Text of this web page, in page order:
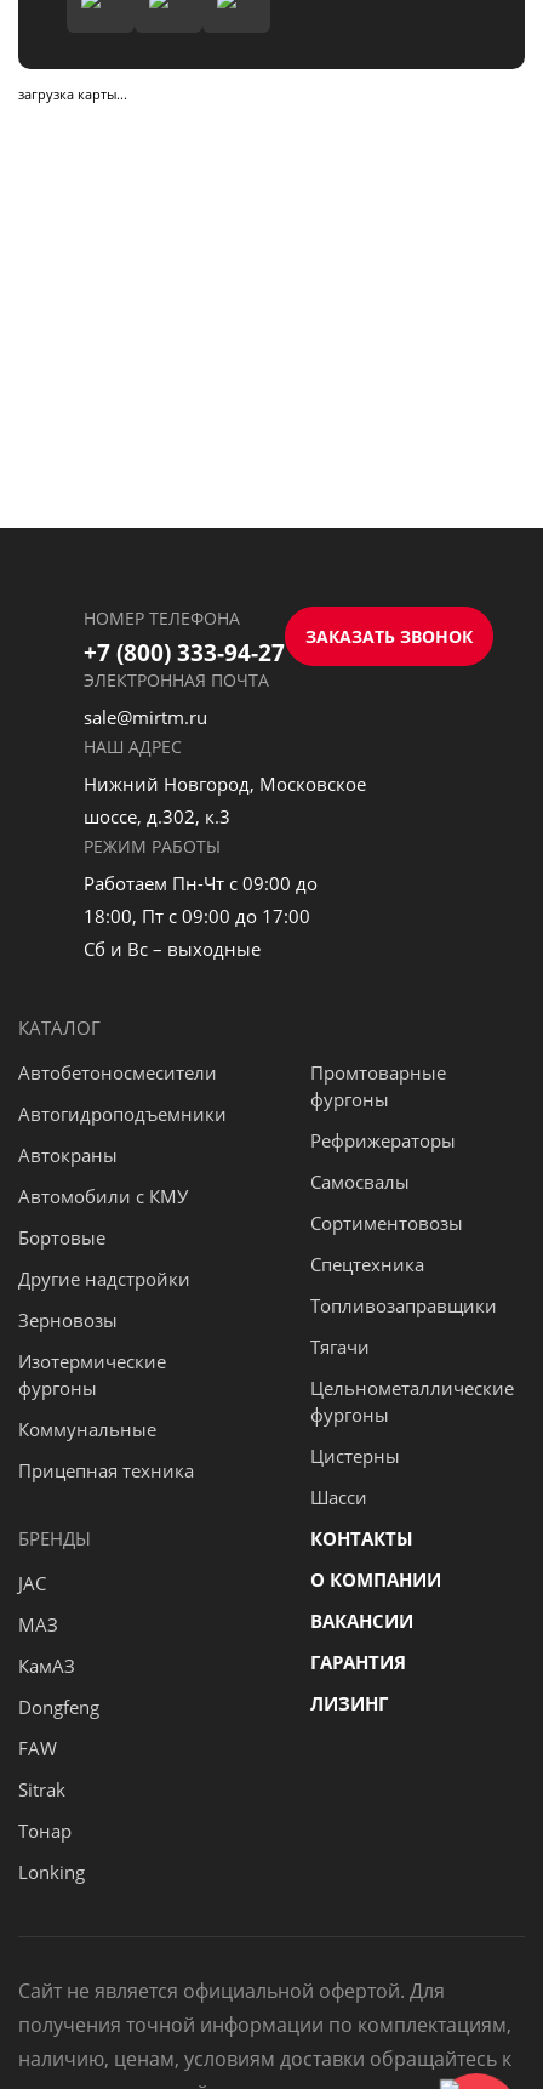
загрузка карты...
НОМЕР ТЕЛЕФОНА
+7 (800) 333-94-27
ЗАКАЗАТЬ ЗВОНОК
ЭЛЕКТРОННАЯ ПОЧТА
sale@mirtm.ru
НАШ АДРЕС
Нижний Новгород, Московское
шоссе, д.302, к.3
РЕЖИМ РАБОТЫ
Работаем Пн-Чт с 09:00 до
18:00, Пт с 09:00 до 17:00
Сб и Вс – выходные
КАТАЛОГ
Автобетоносмесители
Автогидроподъемники
Автокраны
Автомобили с КМУ
Бортовые
Другие надстройки
Зерновозы
Изотермические
фургоны
Коммунальные
Прицепная техника
Промтоварные
фургоны
Рефрижераторы
Самосвалы
Сортиментовозы
Спецтехника
Топливозаправщики
Тягачи
Цельнометаллические
фургоны
Цистерны
Шасси
БРЕНДЫ
JAC
МАЗ
КамАЗ
Dongfeng
FAW
Sitrak
Тонар
Lonking
КОНТАКТЫ
О КОМПАНИИ
ВАКАНСИИ
ГАРАНТИЯ
ЛИЗИНГ
Сайт не является официальной офертой. Для
получения точной информации по комплектациям,
наличию, ценам, условиям доставки обращайтесь к